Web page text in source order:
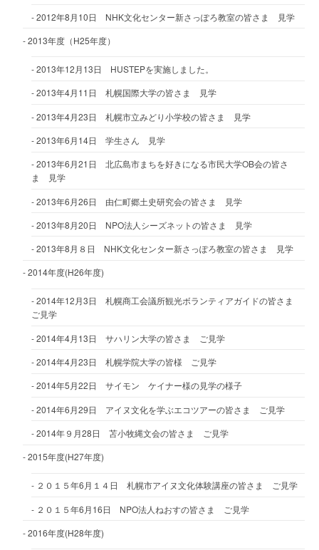
2012年8月10日 NHK文化センター新さっぽろ教室の皆さま 見学
2013年度（H25年度）
2013年12月13日 HUSTEPを実施しました。
2013年4月11日 札幌国際大学の皆さま 見学
2013年4月23日 札幌市立みどり小学校の皆さま 見学
2013年6月14日 学生さん 見学
2013年6月21日 北広島市まちを好きになる市民大学OB会の皆さ
ま 見学
2013年6月26日 由仁町郷土史研究会の皆さま 見学
2013年8月20日 NPO法人シーズネットの皆さま 見学
2013年8月８日 NHK文化センター新さっぽろ教室の皆さま 見学
2014年度(H26年度)
2014年12月3日 札幌商工会議所観光ボランティアガイドの皆さま
ご見学
2014年4月13日 サハリン大学の皆さま ご見学
2014年4月23日 札幌学院大学の皆様 ご見学
2014年5月22日 サイモン ケイナー様の見学の様子
2014年6月29日 アイヌ文化を学ぶエコツアーの皆さま ご見学
2014年９月28日 苫小牧縄文会の皆さま ご見学
2015年度(H27年度)
２０１５年6月１４日 札幌市アイヌ文化体験講座の皆さま ご見学
２０１５年6月16日 NPO法人ねおすの皆さま ご見学
2016年度(H28年度)